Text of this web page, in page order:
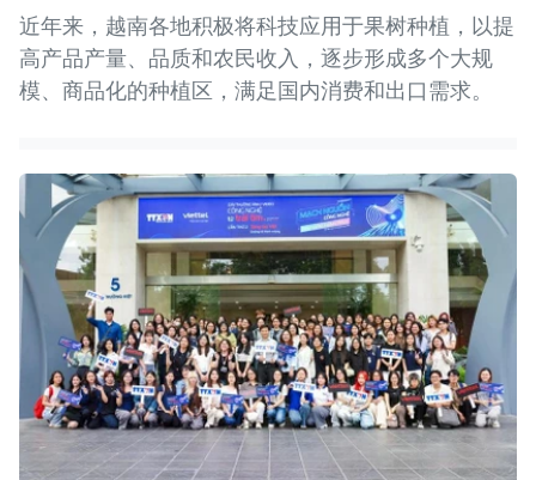
近年来，越南各地积极将科技应用于果树种植，以提
高产品产量、品质和农民收入，逐步形成多个大规
模、商品化的种植区，满足国内消费和出口需求。